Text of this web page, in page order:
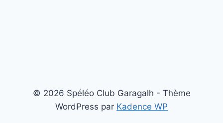
© 2026 Spéléo Club Garagalh - Thème
WordPress par Kadence WP